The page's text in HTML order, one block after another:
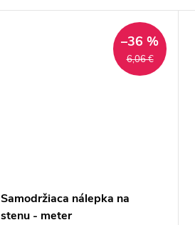
6,06 €
–36 %
Samodržiaca nálepka na
stenu - meter